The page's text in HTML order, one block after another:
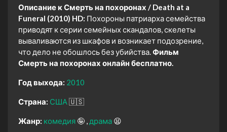
Описание к Смерть на похоронах / Death at a
Funeral (2010) HD: Похороны патриарха семейства
приводят к серии семейных скандалов, скелеты
вываливаются из шкафов и возникает подозрение,
что дело не обошлось без убийства. Фильм
Смерть на похоронах онлайн бесплатно.
Год выхода: 2010
Страна: США 🇺🇸
Жанр: комедия 🤪 драма 😫